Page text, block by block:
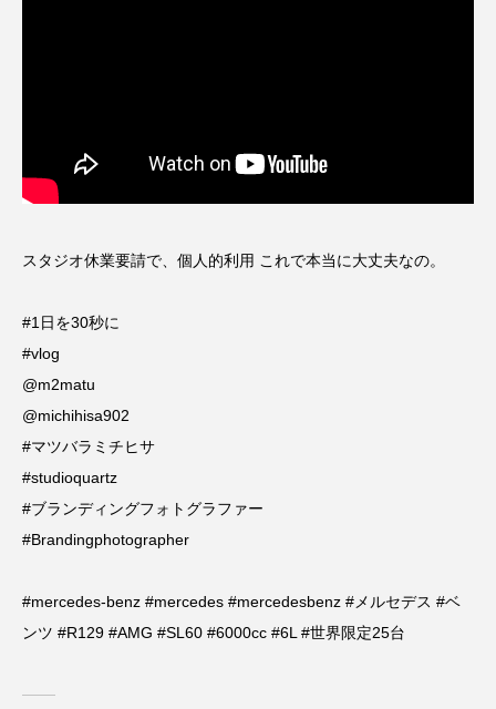
スタジオ休業要請で、個人的利用 これで本当に大丈夫なの。
#1日を30秒に ⠀
#vlog⠀
@m2matu ⠀
@michihisa902 ⠀
#マツバラミチヒサ ⠀
#studioquartz ⠀
#ブランディングフォトグラファー ⠀
#Brandingphotographer
#mercedes-benz #mercedes #mercedesbenz #メルセデス #ベ
ンツ #R129 #AMG #SL60 #6000cc #6L #世界限定25台